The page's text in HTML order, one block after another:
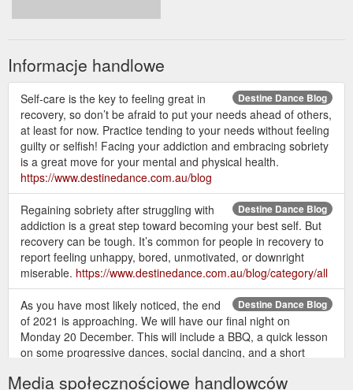
Informacje handlowe
Destine Dance Blog
Self-care is the key to feeling great in
recovery, so don’t be afraid to put your needs ahead of others,
at least for now. Practice tending to your needs without feeling
guilty or selfish! Facing your addiction and embracing sobriety
is a great move for your mental and physical health.
https://www.destinedance.com.au/blog
Destine Dance Blog
Regaining sobriety after struggling with
addiction is a great step toward becoming your best self. But
recovery can be tough. It’s common for people in recovery to
report feeling unhappy, bored, unmotivated, or downright
miserable. https://www.destinedance.com.au/blog/category/all
Destine Dance Blog
As you have most likely noticed, the end
of 2021 is approaching. We will have our final night on
Monday 20 December. This will include a BBQ, a quick lesson
on some progressive dances, social dancing, and a short
quite some time on and off over the sporadic lockdowns).
Media społecznościowe handlowców